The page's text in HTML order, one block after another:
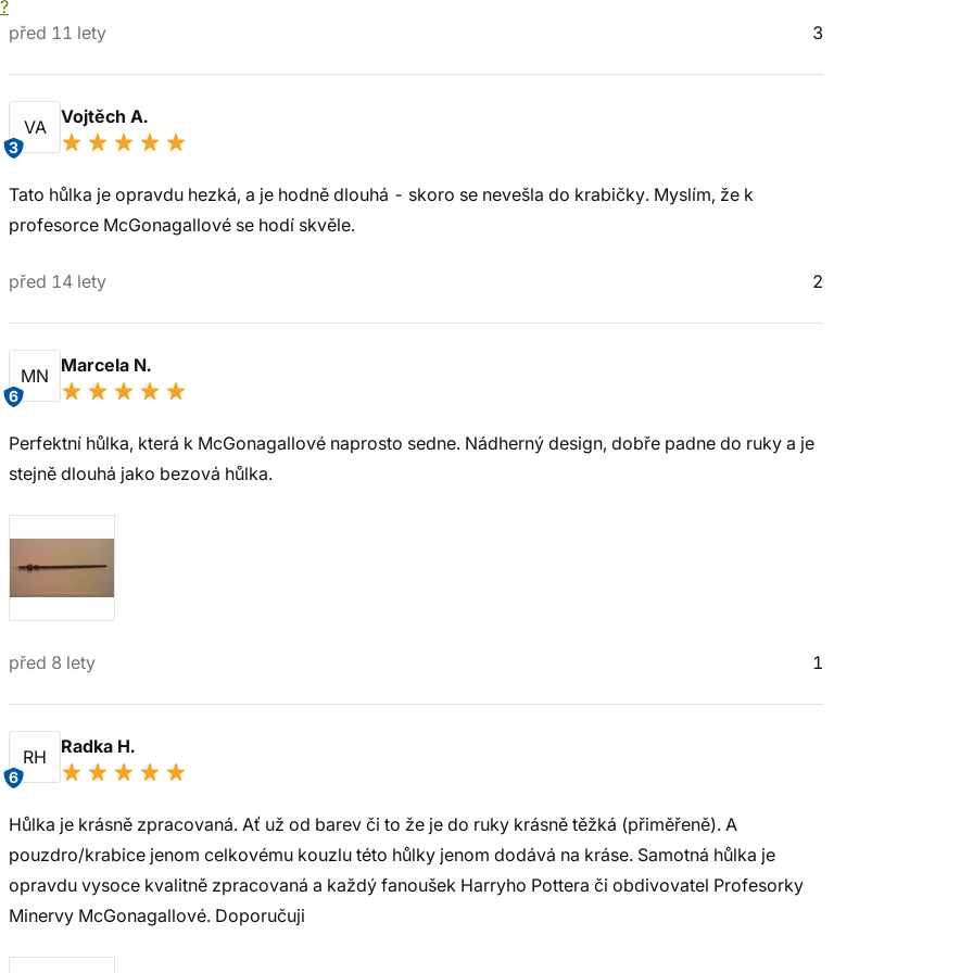
před 11 lety 3
VA
3
Vojtěch A.
Tato hůlka je opravdu hezká, a je hodně dlouhá - skoro se nevešla do krabičky. Myslím, že k
profesorce McGonagallové se hodí skvěle.
před 14 lety 2
MN
6
Marcela N.
Perfektní hůlka, která k McGonagallové naprosto sedne. Nádherný design, dobře padne do ruky a je
stejně dlouhá jako bezová hůlka.
před 8 lety 1
RH
6
Radka H.
Hůlka je krásně zpracovaná. Ať už od barev či to že je do ruky krásně těžká (přiměřeně). A
pouzdro/krabice jenom celkovému kouzlu této hůlky jenom dodává na kráse. Samotná hůlka je
opravdu vysoce kvalitně zpracovaná a každý fanoušek Harryho Pottera či obdivovatel Profesorky
Minervy McGonagallové. Doporučuji